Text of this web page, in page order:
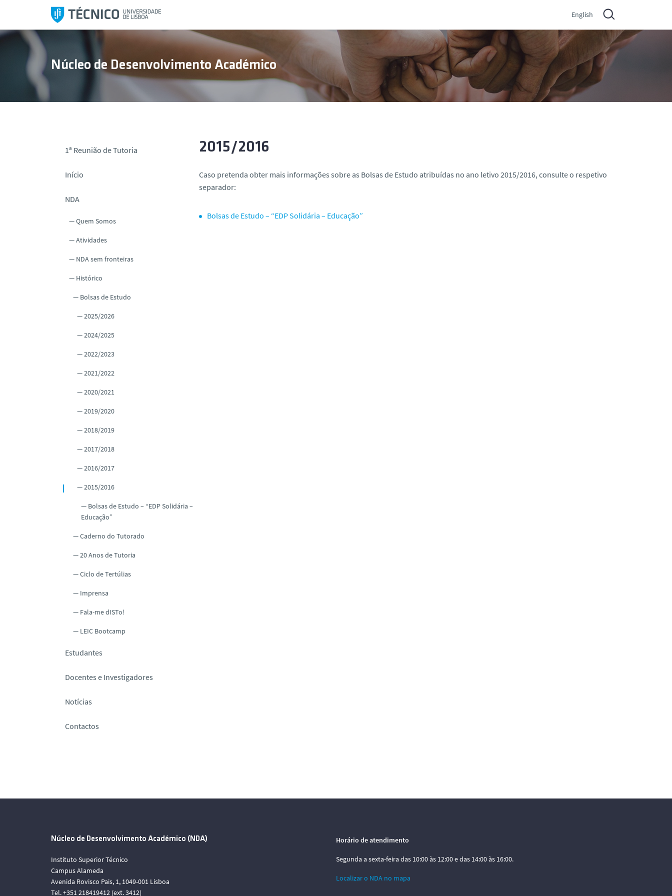
l
English
Núcleo de Desenvolvimento Académico
1ª Reunião de Tutoria
Início
NDA
Quem Somos
Atividades
NDA sem fronteiras
Histórico
Bolsas de Estudo
2025/2026
2024/2025
2022/2023
2021/2022
2020/2021
2019/2020
2018/2019
2017/2018
2016/2017
2015/2016
Bolsas de Estudo – “EDP Solidária –
Educação”
Caderno do Tutorado
20 Anos de Tutoria
Ciclo de Tertúlias
Imprensa
Fala-me dISTo!
LEIC Bootcamp
Estudantes
Docentes e Investigadores
Notícias
Contactos
2015/2016
Caso pretenda obter mais informações sobre as Bolsas de Estudo atribuídas no ano letivo 2015/2016, consulte o respetivo
separador:
Bolsas de Estudo – “EDP Solidária – Educação”
Núcleo de Desenvolvimento Académico (NDA)
Instituto Superior Técnico
Campus Alameda
Avenida Rovisco Pais, 1, 1049-001 Lisboa
Tel. +351 218419412 (ext. 3412)
Horário de atendimento
Segunda a sexta-feira das 10:00 às 12:00 e das 14:00 às 16:00.
Localizar o NDA no mapa